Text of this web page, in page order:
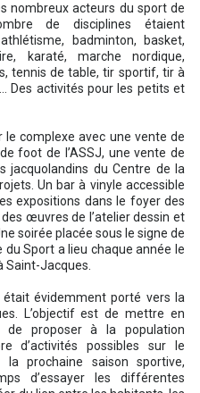
nombreux acteurs du sport de
de disciplines étaient
badminton, basket,
karaté, marche nordique,
tennis de table, tir sportif, tir à
Des activités pour les petits et
complexe avec une vente de
foot de l’ASSJ, une vente de
jacquolandins du Centre de la
Un bar à vinyle accessible
expositions dans le foyer des
œuvres de l’atelier dessin et
soirée placée sous le signe de
du Sport a lieu chaque année le
Saint-Jacques.
évidemment porté vers la
L’objectif est de mettre en
proposer à la population
d’activités possibles sur le
prochaine saison sportive,
d’essayer les différentes